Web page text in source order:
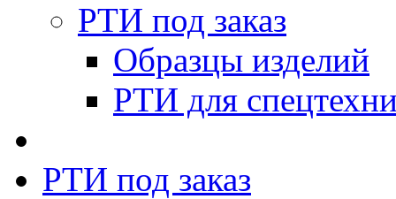
РТИ под заказ
Образцы изделий
РТИ для
РТИ под заказ